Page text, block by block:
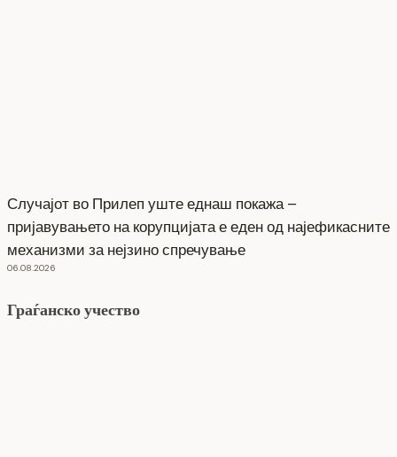
Случајот во Прилеп уште еднаш покажа –
пријавувањето на корупцијата е еден од најефикасните
механизми за нејзино спречување
06.08.2026
Граѓанско учество